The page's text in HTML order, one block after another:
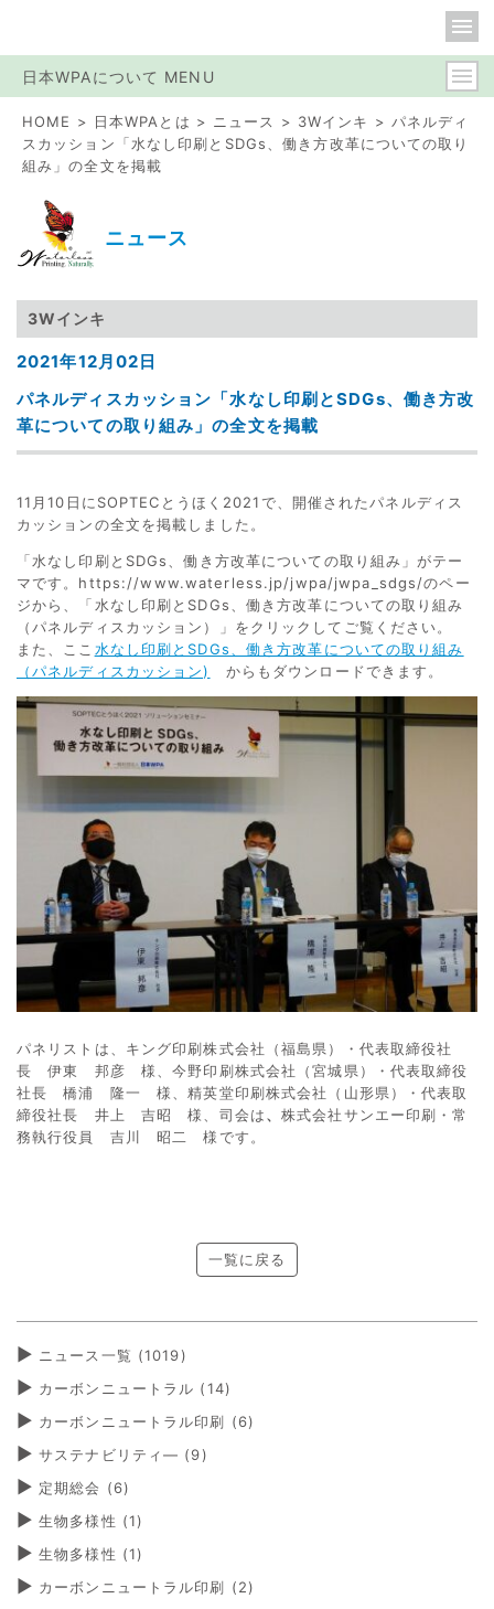
日本WPAについて MENU
HOME 日本WPAとは ニュース 3Wインキ
パネルディ
スカッション「水なし印刷とSDGs、働き方改革についての取り
組み」の全文を掲載
ニュース
3Wインキ
2021年12月02日
パネルディスカッション「水なし印刷とSDGs、働き方改
革についての取り組み」の全文を掲載
11月10日にSOPTECとうほく2021で、開催されたパネルディス
カッションの全文を掲載しました。
「水なし印刷とSDGs、働き方改革についての取り組み」がテー
マです。https://www.waterless.jp/jwpa/jwpa_sdgs/のペー
ジから、「水なし印刷とSDGs、働き方改革についての取り組み
（パネルディスカッション）」をクリックしてご覧ください。
また、ここ 水なし印刷とSDGs、働き方改革についての取り組み
（パネルディスカッション)
からもダウンロードできます。
パネリストは、キング印刷株式会社（福島県）・代表取締役社
長 伊東 邦彦 様、今野印刷株式会社（宮城県）・代表取締役
社長 橋浦 隆一 様、精英堂印刷株式会社（山形県）・代表取
締役社長 井上 吉昭 様、司会は、株式会社サンエー印刷・常
務執行役員 吉川 昭二 様です。
一覧に戻る
ニュース一覧 (1019)
カーボンニュートラル (14)
カーボンニュートラル印刷 (6)
サステナビリティ― (9)
定期総会 (6)
生物多様性 (1)
生物多様性 (1)
カーボンニュートラル印刷 (2)